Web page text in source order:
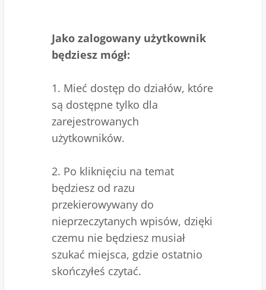
Jako zalogowany użytkownik
będziesz mógł:
1. Mieć dostęp do działów, które
są dostępne tylko dla
zarejestrowanych
użytkowników.
2. Po kliknięciu na temat
będziesz od razu
przekierowywany do
nieprzeczytanych wpisów, dzięki
czemu nie będziesz musiał
szukać miejsca, gdzie ostatnio
skończyłeś czytać.